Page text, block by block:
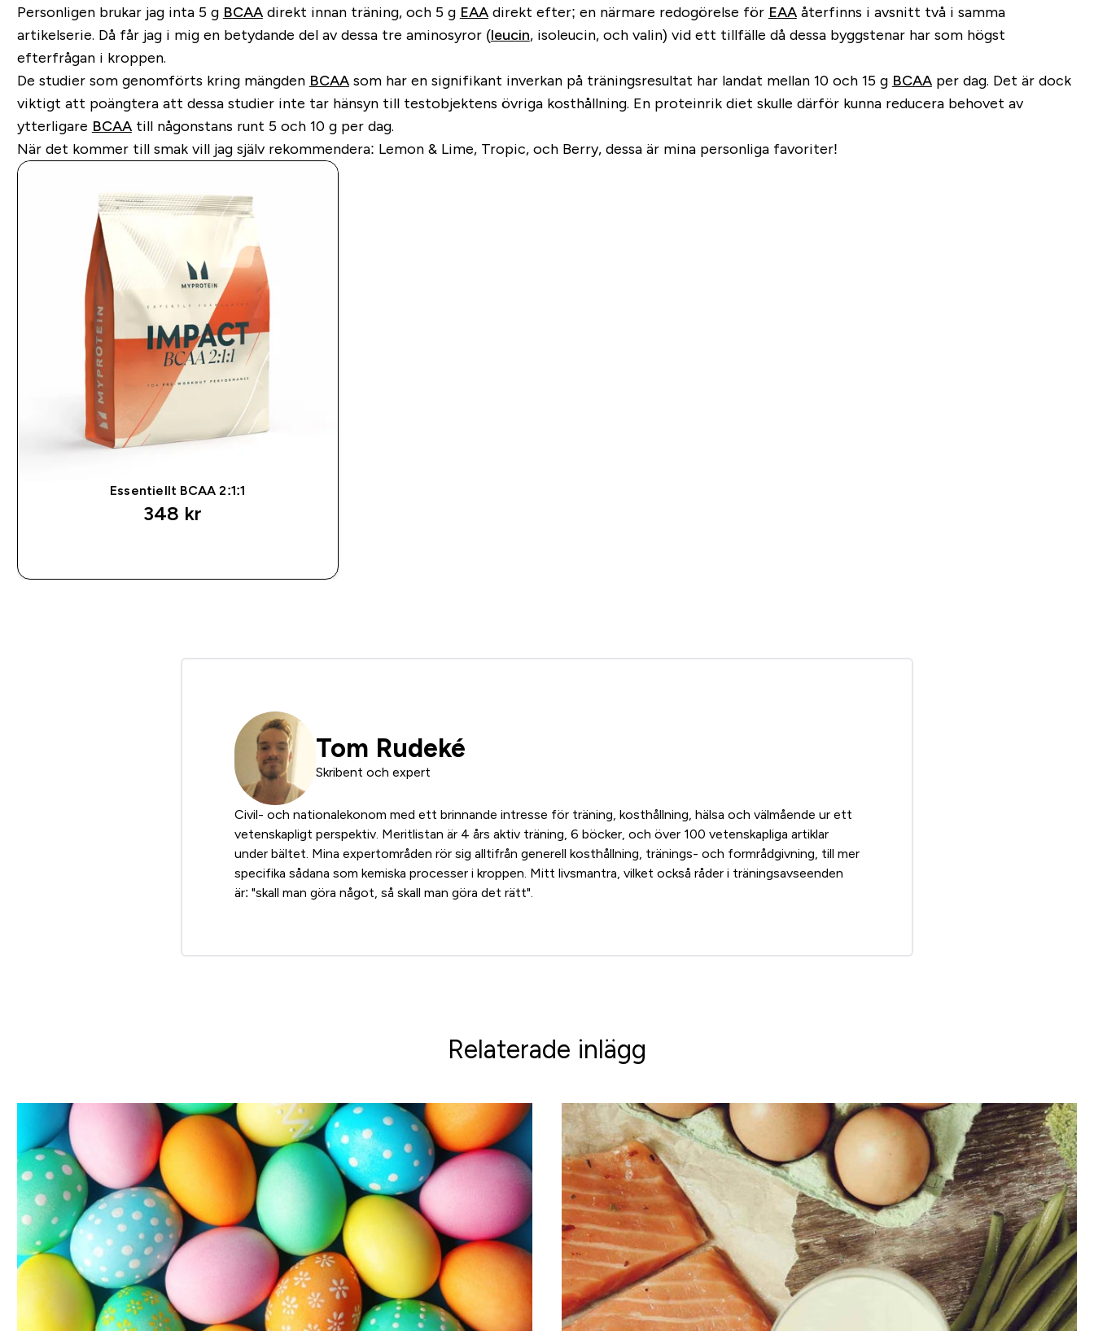
Personligen brukar jag inta 5 g BCAAdirekt innan träning, och 5 g EAAdirekt efter; en närmare redogörelse för EAAåterfinns i avsnitt två i samma
artikelserie. Då får jag i mig en betydande del av dessa tre aminosyror (leucin, isoleucin, och valin) vid ett tillfälle då dessa byggstenar har som högst
efterfrågan i kroppen.
De studier som genomförts kring mängden BCAAsom har en signifikant inverkan på träningsresultat har landat mellan 10 och 15 g BCAAper dag. Det är dock
viktigt att poängtera att dessa studier inte tar hänsyn till testobjektens övriga kosthållning. En proteinrik diet skulle därför kunna reducera behovet av
ytterligare BCAAtill någonstans runt 5 och 10 g per dag.
När det kommer till smak vill jag själv rekommendera: Lemon & Lime, Tropic, och Berry, dessa är mina personliga favoriter!
Essentiellt BCAA 2:1:1
348 kr‎
Tom Rudeké
Skribent och expert
Civil- och nationalekonom med ett brinnande intresse för träning, kosthållning, hälsa och välmående ur ett
vetenskapligt perspektiv. Meritlistan är 4 års aktiv träning, 6 böcker, och över 100 vetenskapliga artiklar
under bältet. Mina expertområden rör sig alltifrån generell kosthållning, tränings- och formrådgivning, till mer
specifika sådana som kemiska processer i kroppen. Mitt livsmantra, vilket också råder i träningsavseenden
är: "skall man göra något, så skall man göra det rätt".
Relaterade inlägg